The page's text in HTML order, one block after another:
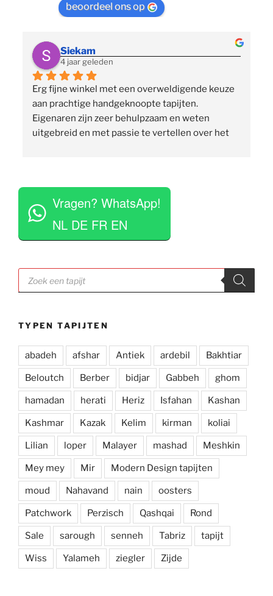
beoordeel ons op
Siekam
4 jaar geleden
Erg fijne winkel met een overweldigende keuze
aan prachtige handgeknoopte tapijten.
Eigenaren zijn zeer behulpzaam en weten
uitgebreid en met passie te vertellen over het
tapijten voor je uit te rollen. Tegelijkertijd niet
opdringerig en geven je rustig de tijd om je
eigen keuze te maken. Tevens erg competitieve
prijzen. Al met al een zeer positieve ervaring en
Vragen? WhatsApp!
NL DE FR EN
Producten
zoeken
TYPEN TAPIJTEN
abadeh afshar Antiek ardebil Bakhtiar
Beloutch Berber bidjar Gabbeh ghom
hamadan herati Heriz Isfahan Kashan
Kashmar Kazak Kelim kirman koliai
Lilian loper Malayer mashad Meshkin
Mey mey Mir Modern Design tapijten
moud Nahavand nain oosters
Patchwork Perzisch Qashqai Rond
Sale sarough senneh Tabriz tapijt
Wiss Yalameh ziegler Zijde